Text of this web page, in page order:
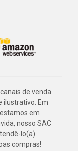
de venda
ilustrativo. Em
em
nosso SAC
lo(a).
compras!